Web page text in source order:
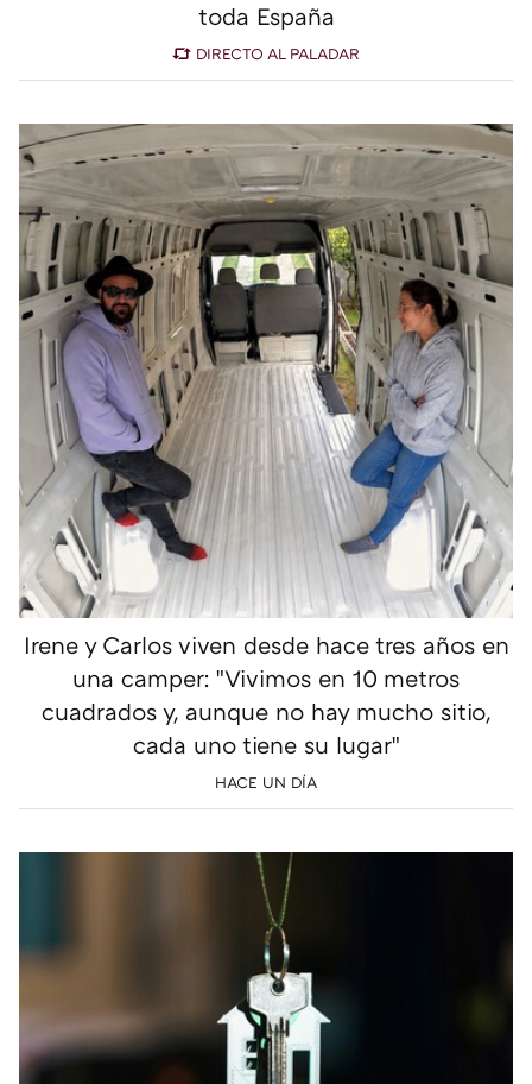
toda España
DIRECTO AL PALADAR
Irene y Carlos viven desde hace tres años en
una camper: "Vivimos en 10 metros
cuadrados y, aunque no hay mucho sitio,
cada uno tiene su lugar"
HACE UN DÍA